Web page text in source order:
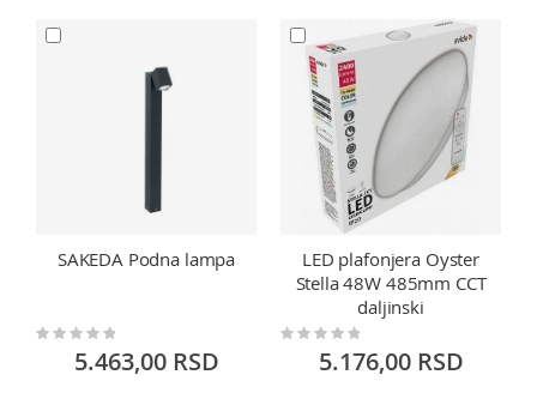
SAKEDA Podna lampa
Rating:
5.463,00 RSD
LED plafonjera Oyster
Stella 48W 485mm CCT
daljinski
Rating:
5.176,00 RSD